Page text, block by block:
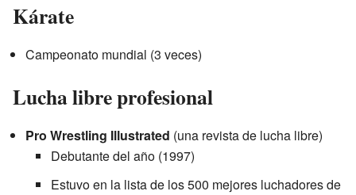
Kárate
Campeonato mundial (3 veces)
Lucha libre profesional
Pro Wrestling Illustrated (una revista de lucha libre)
Debutante del año (1997)
Estuvo en la lista de los 500 mejores luchadores de